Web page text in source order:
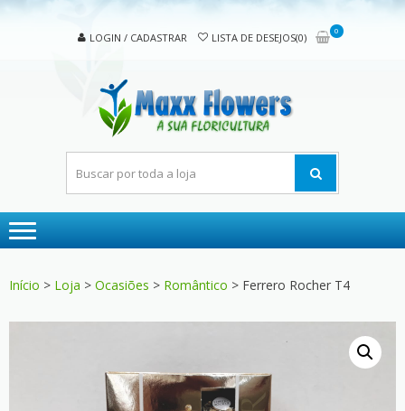
Skip
Skip
LOGIN / CADASTRAR LISTA DE DESEJOS(0)
0
Início > Loja > Ocasiões > Romântico > Ferrero Rocher T4